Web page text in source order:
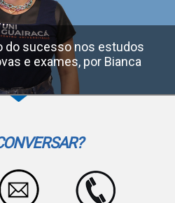
do sucesso nos estudos
e exames, por Bianca